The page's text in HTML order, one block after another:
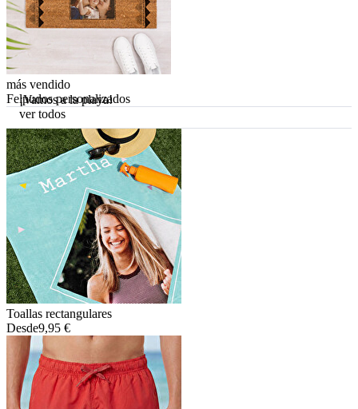
más vendido
Felpudos personalizados
¡Vamos a la playa!
ver todos
Toallas rectangulares
Desde9,95 €